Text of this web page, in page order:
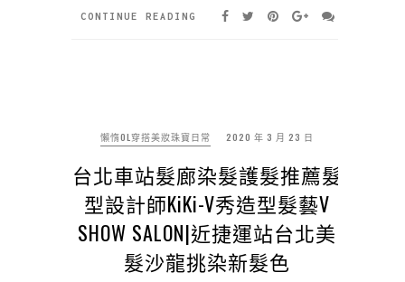
CONTINUE READING
懶惰OL穿搭美妝珠寶日常 2020 年 3 月 23 日
台北車站髮廊染髮護髮推薦髮
型設計師KiKi-V秀造型髮藝V
SHOW SALON|近捷運站台北美
髮沙龍挑染新髮色